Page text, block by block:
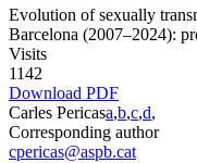
Evolution of sexually
Barcelona (2007–2024):
Visits
1142
Download PDF
Carles Pericasa,b,c,d,
Corresponding author
cpericas@aspb.cat